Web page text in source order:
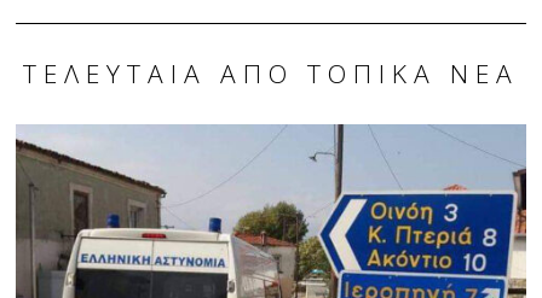
ΤΕΛΕΥΤΑΊΑ ΑΠΌ ΤΟΠΙΚΆ ΝΈΑ